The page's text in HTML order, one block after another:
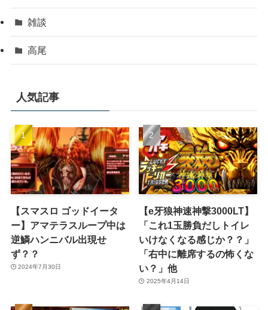
雑談
高尾
人気記事
【スマスロ ゴッドイータ
ー】アマテラスループ中は
逆鱗ハンニバル出現せ
ず？？
2024年7月30日
【e牙狼神速神撃3000LT】
「これ1玉勝負だしトイレ
いけなくなる感じか？？」
「右中に離席するの怖くな
い？」他
2025年4月14日